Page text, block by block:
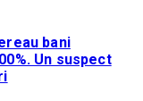
bani
Un suspect